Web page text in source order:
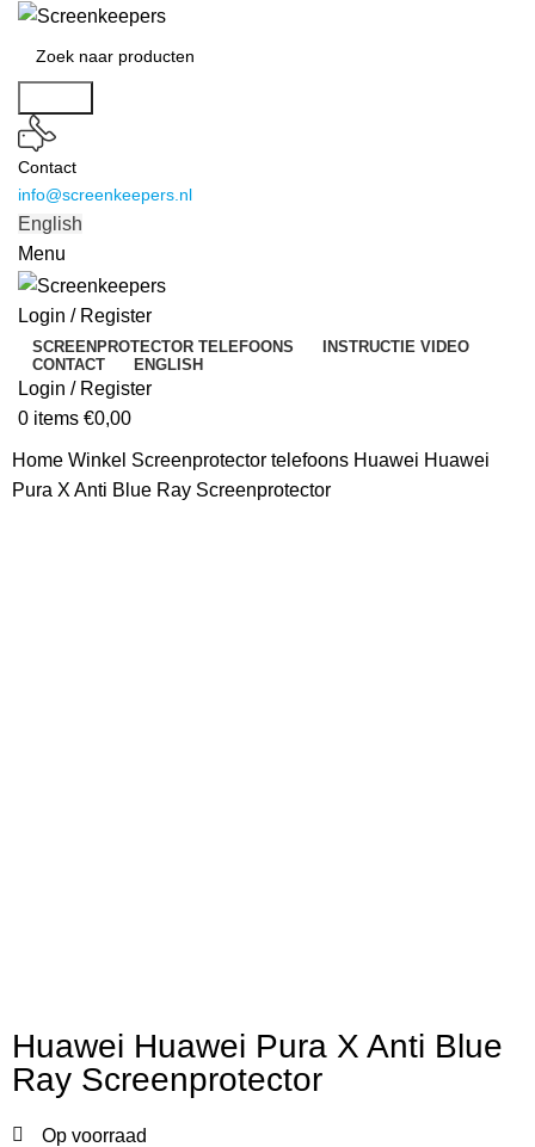
Contact
info@screenkeepers.nl
English
Menu
Login / Register
SCREENPROTECTOR TELEFOONS
INSTRUCTIE VIDEO
CONTACT
ENGLISH
Login / Register
0 items €0,00
HomeWinkel Screenprotector telefoons Huawei Huawei
Pura X Anti Blue Ray Screenprotector
Huawei Huawei Pura X Anti Blue
Ray Screenprotector
Op voorraad